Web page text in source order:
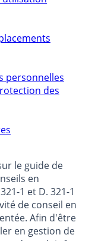
personnelles
des
le guide de
en
1 et D. 321-1
de conseil en
Afin d'être
en gestion de